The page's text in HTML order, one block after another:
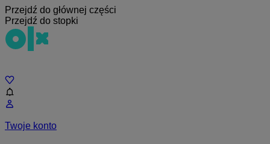
Przejdź do głównej części
Przejdź do stopki
Twoje konto